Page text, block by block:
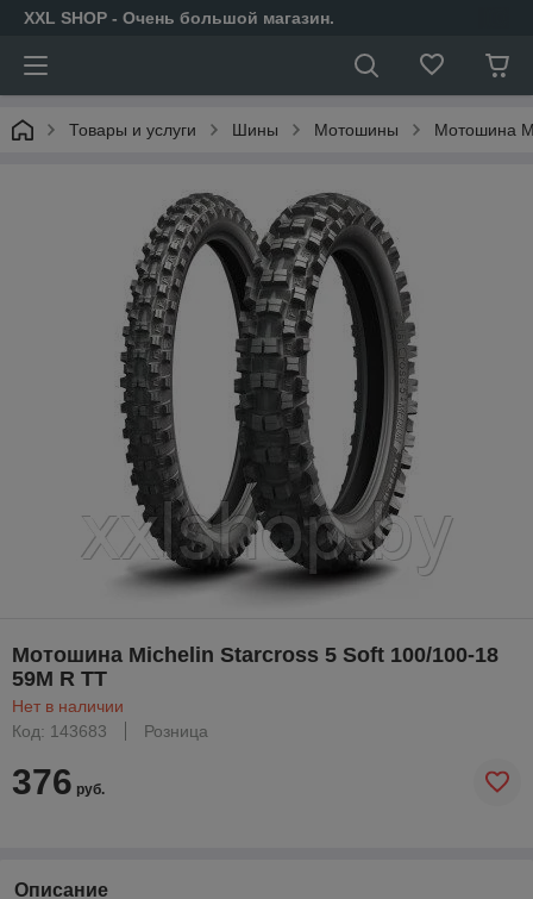
XXL SHOP - Очень большой магазин.
Товары и услуги Шины Мотошины Мотошина
Мотошина Michelin Starcross 5 Soft 100/100-18
59M R TT
Нет в наличии
Код: 143683
Розница
376 руб.
Описание